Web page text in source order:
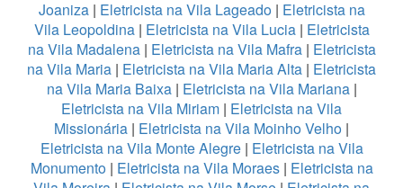
Joaniza| Eletricista na Vila Lageado| Eletricista na
Vila Leopoldina| Eletricista na Vila Lucia| Eletricista
na Vila Madalena| Eletricista na Vila Mafra | Eletricista
na Vila Maria | Eletricista na Vila Maria Alta | Eletricista
na Vila Maria Baixa| Eletricista na Vila Mariana|
Eletricista na Vila Miriam | Eletricista na Vila
Missionária | Eletricista na Vila Moinho Velho |
Eletricista na Vila Monte Alegre| Eletricista na Vila
Monumento| Eletricista na Vila Moraes| Eletricista na